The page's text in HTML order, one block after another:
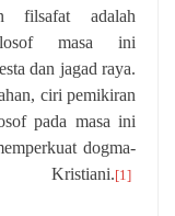
filsafat adalah
masa ini
dan jagad raya.
ciri pemikiran
pada masa ini
dogma-
[1]